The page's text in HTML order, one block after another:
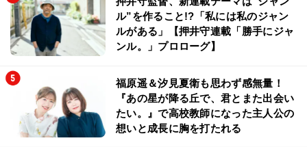
ル”を作ること!?「私には私のジャン
ルがある」【押井守連載「勝手にジャ
ンル。」プロローグ】
福原遥＆汐見夏衛も思わず感無量！
『あの星が降る丘で、君とまた出会い
たい。』で高校教師になった主人公の
想いと成長に胸を打たれる